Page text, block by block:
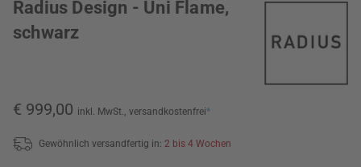
Radius Design - Uni Flame,
schwarz
€ 999,00 inkl. MwSt., versandkostenfrei*
Gewöhnlich versandfertig in: 2 bis 4 Wochen